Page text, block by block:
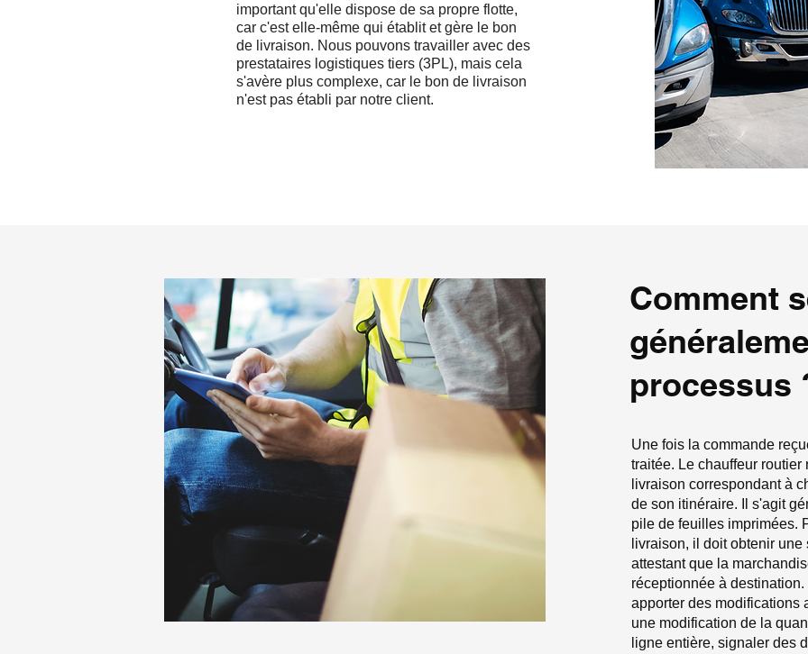
important qu'elle dispose de sa propre flotte,
car c'est elle-même qui établit et gère le bon
de livraison. Nous pouvons travailler avec des
prestataires logistiques tiers (3PL), mais cela
s'avère plus complexe, car le bon de livraison
n'est pas établi par notre client.
‍Comment
processus
Une fois la commande
traitée. Le chauffeur routier
livraison correspondant à
de son itinéraire. Il s'agit
pile de feuilles imprimées.
livraison, il doit obtenir une
attestant que la
réceptionnée à
apporter des modifications
une modification de la
ligne entière, signaler des